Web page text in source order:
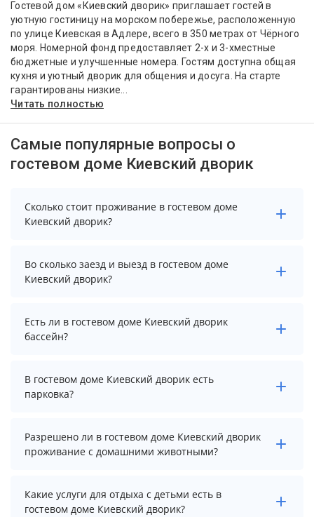
Гостевой дом «Киевский дворик» приглашает гостей в
уютную гостиницу на морском побережье, расположенную
по улице Киевская в Адлере, всего в 350 метрах от Чёрного
моря. Номерной фонд предоставляет 2-х и 3-хместные
бюджетные и улучшенные номера. Гостям доступна общая
кухня и уютный дворик для общения и досуга. На старте
гарантированы низкие...
Читать полностью
Самые популярные вопросы о
гостевом доме Киевский дворик
Сколько стоит проживание в гостевом доме
Киевский дворик?
Стоимость проживания в гостевом доме Киевский
дворик начинается от 2500 рублей. Чтобы увидеть
актуальные цены на проживание, выберите нужные
Во сколько заезд и выезд в гостевом доме
Киевский дворик?
Заезд возможен после 14:00, а выезд необходимо
осуществить до 12:00.
Есть ли в гостевом доме Киевский дворик
бассейн?
В гостевом доме Киевский дворик нет бассейна.
В гостевом доме Киевский дворик есть
парковка?
В гостевом доме Киевский дворик есть парковка,
уточните информацию перед бронированием у
менеджера, возможно, услуга оплачивается отдельно.
Разрешено ли в гостевом доме Киевский дворик
проживание с домашними животными?
Проживание с домашними животными запрещено.
Какие услуги для отдыха с детьми есть в
гостевом доме Киевский дворик?